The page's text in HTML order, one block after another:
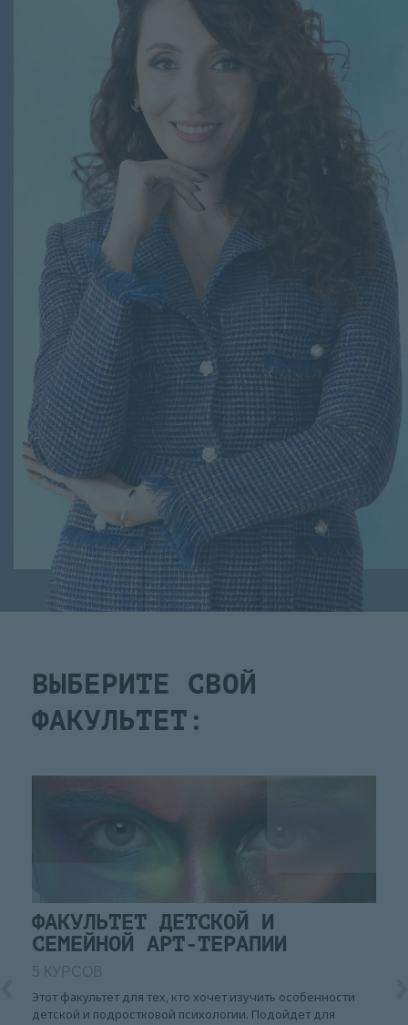
ВЫБЕРИТЕ СВОЙ
ФАКУЛЬТЕТ:
ФАКУЛЬТЕТ ДЕТСКОЙ И
СЕМЕЙНОЙ АРТ-ТЕРАПИИ
5 КУРСОВ
Этот факультет для тех, кто хочет изучить особенности
детской и подростковой психологии. Подойдет для